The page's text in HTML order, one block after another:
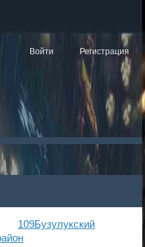
Войти Регистрация
109Бузулукский